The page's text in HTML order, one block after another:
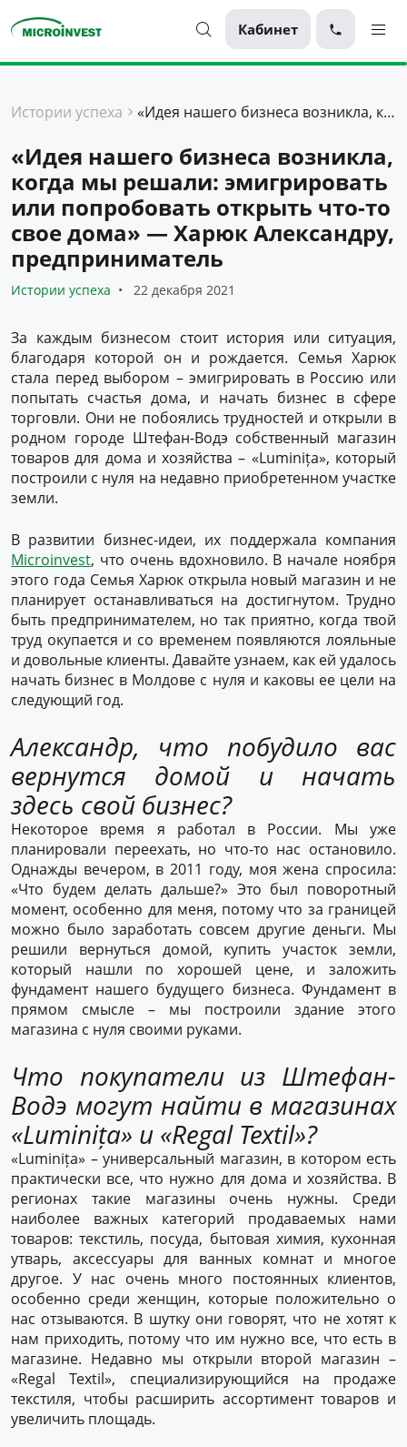
Кабинет
О компании
Для клиентов
Истории успеха «Идея нашего бизнеса возникла, когда мы решали: эмигрировать или попробовать открыть что-то свое дома» — Харюк Александру, предприниматель
«Идея нашего бизнеса возникла,
когда мы решали: эмигрировать
или попробовать открыть что-то
свое дома» — Харюк Александру,
предприниматель
Истории успеха 22 декабря 2021
За каждым бизнесом стоит история или ситуация,
благодаря которой он и рождается. Семья Харюк
стала перед выбором – эмигрировать в Россию или
попытать счастья дома, и начать бизнес в сфере
торговли. Они не побоялись трудностей и открыли в
родном городе Штефан-Водэ собственный магазин
товаров для дома и хозяйства – «Luminița», который
построили с нуля на недавно приобретенном участке
земли.
В развитии бизнес-идеи, их поддержала компания
Microinvest, что очень вдохновило. В начале ноября
этого года Семья Харюк открыла новый магазин и не
планирует останавливаться на достигнутом. Трудно
быть предпринимателем, но так приятно, когда твой
труд окупается и со временем появляются лояльные
и довольные клиенты. Давайте узнаем, как ей удалось
начать бизнес в Молдове с нуля и каковы ее цели на
следующий год.
Александр, что побудило вас
вернутся домой и начать
здесь свой бизнес?
Некоторое время я работал в России. Мы уже
планировали переехать, но что-то нас остановило.
Однажды вечером, в 2011 году, моя жена спросила:
«Что будем делать дальше?» Это был поворотный
момент, особенно для меня, потому что за границей
можно было заработать совсем другие деньги. Мы
решили вернуться домой, купить участок земли,
который нашли по хорошей цене, и заложить
фундамент нашего будущего бизнеса. Фундамент в
прямом смысле – мы построили здание этого
магазина с нуля своими руками.
Что покупатели из Штефан-
Водэ могут найти в магазинах
«Luminița» и «Regal Textil»?
«Luminița» – универсальный магазин, в котором есть
практически все, что нужно для дома и хозяйства. В
регионах такие магазины очень нужны. Среди
наиболее важных категорий продаваемых нами
товаров: текстиль, посуда, бытовая химия, кухонная
утварь, аксессуары для ванных комнат и многое
другое. У нас очень много постоянных клиентов,
особенно среди женщин, которые положительно о
нас отзываются. В шутку они говорят, что не хотят к
нам приходить, потому что им нужно все, что есть в
магазине. Недавно мы открыли второй магазин –
«Regal Textil», специализирующийся на продаже
текстиля, чтобы расширить ассортимент товаров и
увеличить площадь.